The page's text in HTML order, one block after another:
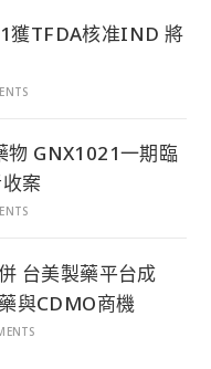
獲TFDA核准IND 將
物 GNX1021一期臨
案
台美製藥平台成
與CDMO商機